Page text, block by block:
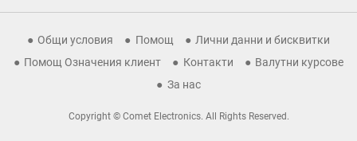
Общи условия Помощ
Лични данни и бисквитки
Помощ Означения клиент
Контакти
Валутни курсове
За нас
Copyright © Comet Electronics. All Rights Reserved.